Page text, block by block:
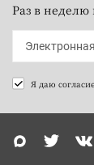
Раз в
Я даю